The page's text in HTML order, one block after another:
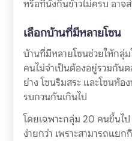
หรือที่นั่งกินข้าวไม่ครบ อาจ
เลือกบ้านที่มีหลายโซน
บ้านที่มีหลายโซนช่วยให้กลุ่
คนไม่จำเป็นต้องอยู่รวมกันต
ย่าง โซนริมสระ และโซนห้
รบกวนกันเกินไป
โดยเฉพาะกลุ่ม 20 คนขึ้นไ
ง่ายกว่า เพราะสามารถแย